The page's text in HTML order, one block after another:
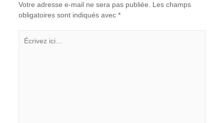
Votre adresse e-mail ne sera pas publiée.
Les champs
obligatoires sont indiqués avec *
Écrivez
ici…